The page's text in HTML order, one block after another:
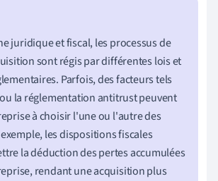
juridique et fiscal, les processus de
sont régis par différentes lois et
Parfois, des facteurs tels
la réglementation antitrust peuvent
à choisir l'une ou l'autre des
les dispositions fiscales
la déduction des pertes accumulées
rendant une acquisition plus